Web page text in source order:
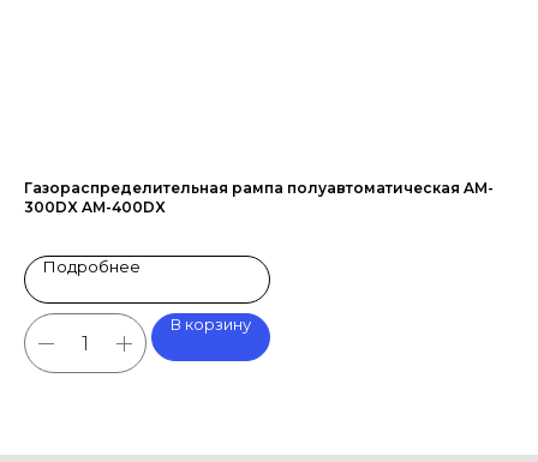
Газораспределительная рампа полуавтоматическая AM-
300DX AM-400DX
Подробнее
В корзину